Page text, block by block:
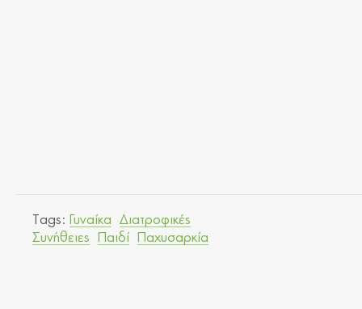
Tags: Γυναίκα
Διατροφικές
Συνήθειες
Παιδί Παχυσαρκία